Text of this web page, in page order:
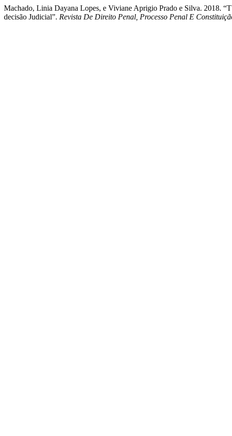
Machado, Linia Dayana Lopes, e Viviane Aprigio Prado e Silva.
decisão Judicial”. Revista De Direito Penal, Processo Penal E